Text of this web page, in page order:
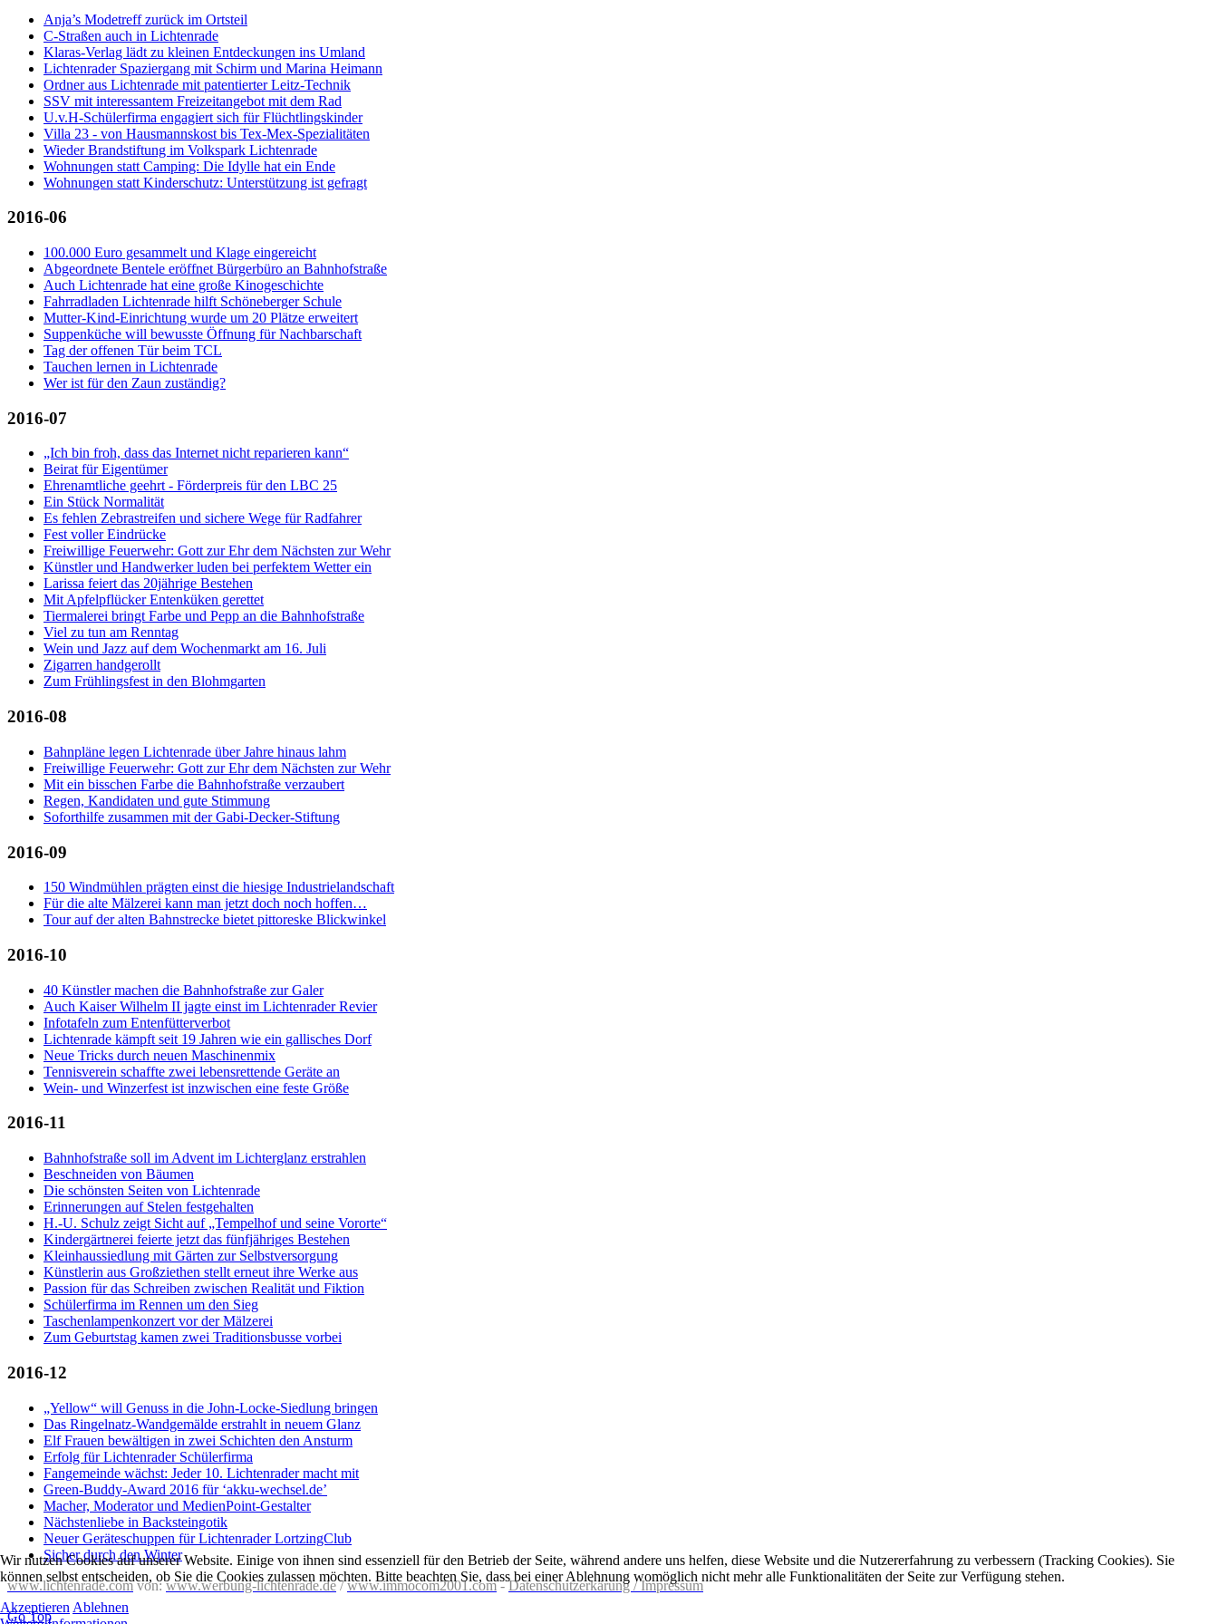
Anja’s Modetreff zurück im Ortsteil
C-Straßen auch in Lichtenrade
Klaras-Verlag lädt zu kleinen Entdeckungen ins Umland
Lichtenrader Spaziergang mit Schirm und Marina Heimann
Ordner aus Lichtenrade mit patentierter Leitz-Technik
SSV mit interessantem Freizeitangebot mit dem Rad
U.v.H-Schülerfirma engagiert sich für Flüchtlingskinder
Villa 23 - von Hausmannskost bis Tex-Mex-Spezialitäten
Wieder Brandstiftung im Volkspark Lichtenrade
Wohnungen statt Camping: Die Idylle hat ein Ende
Wohnungen statt Kinderschutz: Unterstützung ist gefragt
2016-06
100.000 Euro gesammelt und Klage eingereicht
Abgeordnete Bentele eröffnet Bürgerbüro an Bahnhofstraße
Auch Lichtenrade hat eine große Kinogeschichte
Fahrradladen Lichtenrade hilft Schöneberger Schule
Mutter-Kind-Einrichtung wurde um 20 Plätze erweitert
Suppenküche will bewusste Öffnung für Nachbarschaft
Tag der offenen Tür beim TCL
Tauchen lernen in Lichtenrade
Wer ist für den Zaun zuständig?
2016-07
„Ich bin froh, dass das Internet nicht reparieren kann“
Beirat für Eigentümer
Ehrenamtliche geehrt - Förderpreis für den LBC 25
Ein Stück Normalität
Es fehlen Zebrastreifen und sichere Wege für Radfahrer
Fest voller Eindrücke
Freiwillige Feuerwehr: Gott zur Ehr dem Nächsten zur Wehr
Künstler und Handwerker luden bei perfektem Wetter ein
Larissa feiert das 20jährige Bestehen
Mit Apfelpflücker Entenküken gerettet
Tiermalerei bringt Farbe und Pepp an die Bahnhofstraße
Viel zu tun am Renntag
Wein und Jazz auf dem Wochenmarkt am 16. Juli
Zigarren handgerollt
Zum Frühlingsfest in den Blohmgarten
2016-08
Bahnpläne legen Lichtenrade über Jahre hinaus lahm
Freiwillige Feuerwehr: Gott zur Ehr dem Nächsten zur Wehr
Mit ein bisschen Farbe die Bahnhofstraße verzaubert
Regen, Kandidaten und gute Stimmung
Soforthilfe zusammen mit der Gabi-Decker-Stiftung
2016-09
150 Windmühlen prägten einst die hiesige Industrielandschaft
Für die alte Mälzerei kann man jetzt doch noch hoffen…
Tour auf der alten Bahnstrecke bietet pittoreske Blickwinkel
2016-10
40 Künstler machen die Bahnhofstraße zur Galer
Auch Kaiser Wilhelm II jagte einst im Lichtenrader Revier
Infotafeln zum Entenfütterverbot
Lichtenrade kämpft seit 19 Jahren wie ein gallisches Dorf
Neue Tricks durch neuen Maschinenmix
Tennisverein schaffte zwei lebensrettende Geräte an
Wein- und Winzerfest ist inzwischen eine feste Größe
2016-11
Bahnhofstraße soll im Advent im Lichterglanz erstrahlen
Beschneiden von Bäumen
Die schönsten Seiten von Lichtenrade
Erinnerungen auf Stelen festgehalten
H.-U. Schulz zeigt Sicht auf „Tempelhof und seine Vororte“
Kindergärtnerei feierte jetzt das fünfjähriges Bestehen
Kleinhaussiedlung mit Gärten zur Selbstversorgung
Künstlerin aus Großziethen stellt erneut ihre Werke aus
Passion für das Schreiben zwischen Realität und Fiktion
Schülerfirma im Rennen um den Sieg
Taschenlampenkonzert vor der Mälzerei
Zum Geburtstag kamen zwei Traditionsbusse vorbei
2016-12
„Yellow“ will Genuss in die John-Locke-Siedlung bringen
Das Ringelnatz-Wandgemälde erstrahlt in neuem Glanz
Elf Frauen bewältigen in zwei Schichten den Ansturm
Erfolg für Lichtenrader Schülerfirma
Fangemeinde wächst: Jeder 10. Lichtenrader macht mit
Green-Buddy-Award 2016 für ‘akku-wechsel.de’
Macher, Moderator und MedienPoint-Gestalter
Nächstenliebe in Backsteingotik
Neuer Geräteschuppen für Lichtenrader LortzingClub
Sicher durch den Winter
www.lichtenrade.comvon:www.werbung-lichtenrade.de/www.immocom2001.com-Datenschutzerkärung / Impressum
Go Top
Wir nutzen Cookies auf unserer Website. Einige von ihnen sind essenziell für den Betrieb der Seite, während andere uns helfen, diese Website und die Nutzererfahrung zu verbessern (Tracking Cookies). Sie
können selbst entscheiden, ob Sie die Cookies zulassen möchten. Bitte beachten Sie, dass bei einer Ablehnung womöglich nicht mehr alle Funktionalitäten der Seite zur Verfügung stehen.
Akzeptieren Ablehnen